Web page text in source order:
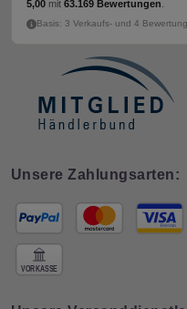
5,00 mit 63.169 Bewertungen
Basis: 3 Verkaufs- und 4
Unsere Zahlungsarten: